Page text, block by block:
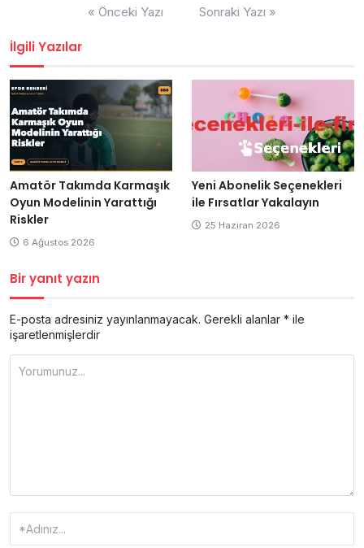
« Önceki Yazı Sonraki Yazı »
İlgili Yazılar
Amatör Takımda Karmaşık
Oyun Modelinin Yarattığı
Riskler
6 Ağustos 2026
Yeni Abonelik Seçenekleri
ile Fırsatlar Yakalayın
25 Haziran 2026
Bir yanıt yazın
E-posta adresiniz yayınlanmayacak. Gerekli alanlar * ile
işaretlenmişlerdir